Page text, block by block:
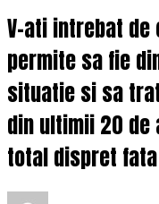
V-ati intrebat
permite sa fie
situatie si sa
din ultimii 20 de
total dispret